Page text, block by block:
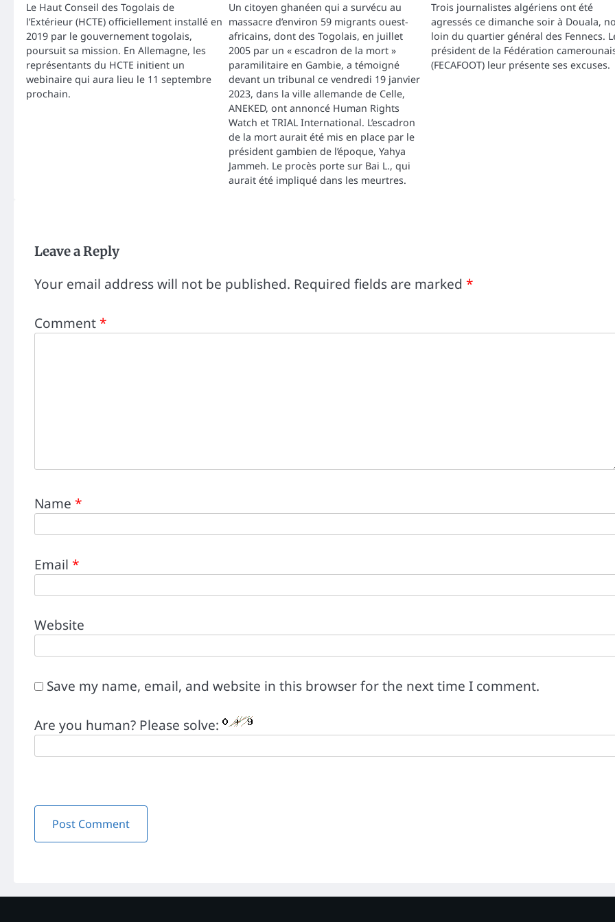
Le Haut Conseil des Togolais de
l’Extérieur (HCTE) officiellement installé en
2019 par le gouvernement togolais,
poursuit sa mission. En Allemagne, les
représentants du HCTE initient un
webinaire qui aura lieu le 11 septembre
prochain.
Un citoyen ghanéen qui a survécu au
massacre d’environ 59 migrants ouest-
africains, dont des Togolais, en juillet
2005 par un « escadron de la mort »
paramilitaire en Gambie, a témoigné
devant un tribunal ce vendredi 19 janvier
2023, dans la ville allemande de Celle,
ANEKED, ont annoncé Human Rights
Watch et TRIAL International. L’escadron
de la mort aurait été mis en place par le
président gambien de l’époque, Yahya
Jammeh. Le procès porte sur Bai L., qui
aurait été impliqué dans les meurtres.
Trois journalistes algériens ont été
agressés ce dimanche soir à Douala,
loin du quartier général des Fennecs.
président de la Fédération
(FECAFOOT) leur présente ses excuses.
Leave a Reply
Your email address will not be published. Required fields are marked *
Comment*
Name *
Email *
Website
Save my name, email, and website in this browser for the next time I comment.
Are you human? Please solve: